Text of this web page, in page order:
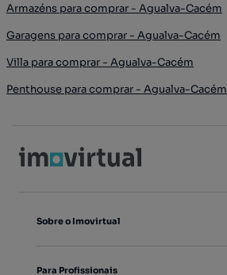
Armazéns para comprar - Agualva-Cacém
Garagens para comprar - Agualva-Cacém
Villa para comprar - Agualva-Cacém
Penthouse para comprar - Agualva-Cacém
Sobre o Imovirtual
Para Profissionais